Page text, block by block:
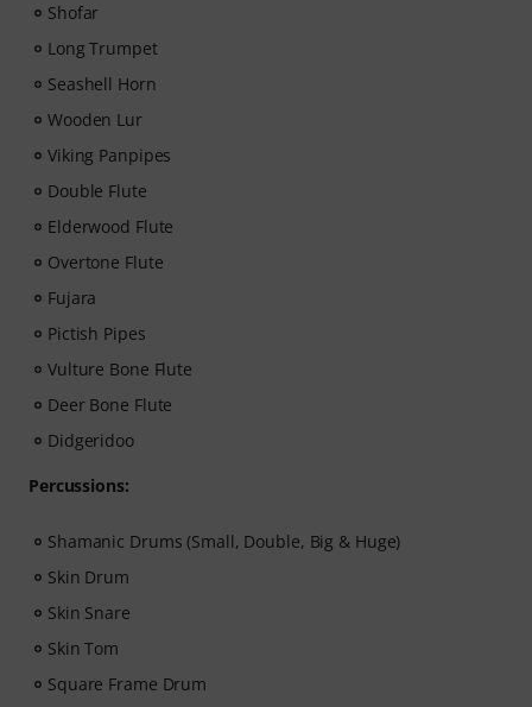
Shofar
Long Trumpet
Seashell Horn
Wooden Lur
Viking Panpipes
Double Flute
Elderwood Flute
Overtone Flute
Fujara
Pictish Pipes
Vulture Bone Flute
Deer Bone Flute
Didgeridoo
Percussions:
Shamanic Drums (Small, Double, Big & Huge)
Skin Drum
Skin Snare
Skin Tom
Square Frame Drum